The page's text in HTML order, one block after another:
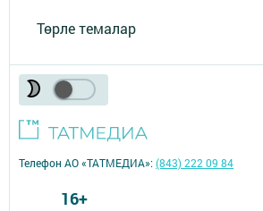
Төрле темалар
Телефон АО «ТАТМЕДИА»:(843) 222 09 84
16+